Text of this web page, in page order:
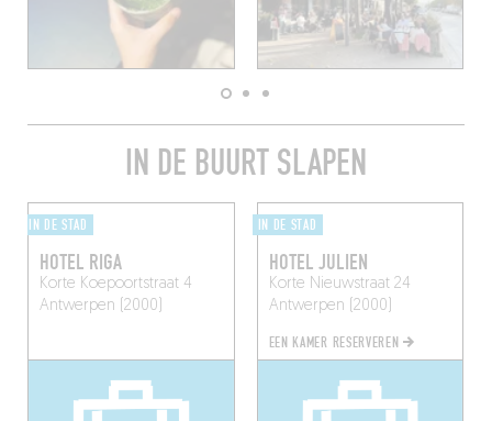
IN DE BUURT SLAPEN
IN DE STAD
HOTEL RIGA
Korte Koepoortstraat 4
Antwerpen (2000)
IN DE STAD
HOTEL JULIEN
Korte Nieuwstraat 24
Antwerpen (2000)
EEN KAMER RESERVEREN